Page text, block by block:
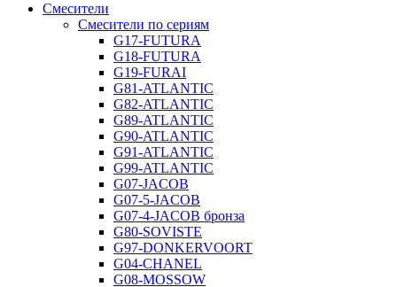
Смесители
Смесители по сериям
G17-FUTURA
G18-FUTURA
G19-FURAI
G81-ATLANTIC
G82-ATLANTIC
G89-ATLANTIC
G90-ATLANTIC
G91-ATLANTIC
G99-ATLANTIC
G07-JACOB
G07-5-JACOB
G07-4-JACOB бронза
G80-SOVISTE
G97-DONKERVOORT
G04-CHANEL
G08-MOSSOW